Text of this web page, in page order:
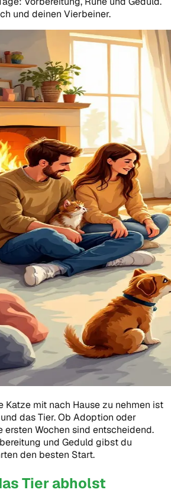
und deinen Vierbeiner.
Katze mit nach Hause zu nehmen ist
das Tier. Ob Adoption oder
ersten Wochen sind entscheidend.
und Geduld gibst du
den besten Start.
Tier abholst